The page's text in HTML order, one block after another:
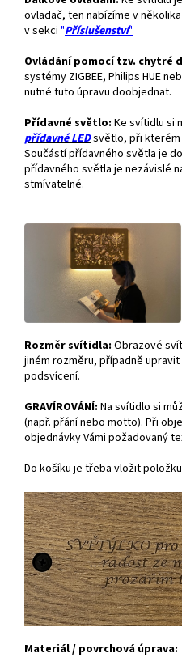
ovladač, ten nabízíme v
v sekci "Příslušenství"
Ovládání pomocí tzv. chytré
systémy ZIGBEE, Philips HUE
nutné tuto úpravu doobjednat.
Přídavné světlo: Ke svítidlu si
přídavnéLEDsvětlo, při kterém
Součástí přídavného světla je
přídavného světla je nezávislé
stmívatelné.
Rozměr svítidla: Obrazové
jiném rozměru, případně
podsvícení.
GRAVÍROVÁNÍ: Na svítidlo si
(např. přání nebo motto). Při
objednávky Vámi požadovaný
Do košíku je třeba vložit
Materiál / povrchová úprava: